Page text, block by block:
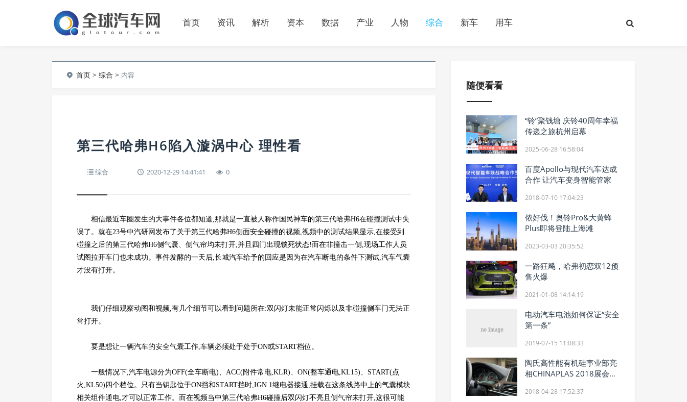
首页 资讯 解析 资本 数据 产业 人物 综合 新车 用车
首页 >综合 > 内容
第三代哈弗H6陷入漩涡中心 理性看
综合 2020-12-29 14:41:41 0
相信最近车圈发生的大事件各位都知道,那就是一直被人称作国民神车的第三代哈弗H6在碰撞测试中失
误了。就在23号中汽研网发布了关于第三代哈弗H6侧面安全碰撞的视频,视频中的测试结果显示,在接受到
碰撞之后的第三代哈弗H6侧气囊、侧气帘均未打开,并且四门出现锁死状态!而在非撞击一侧,现场工作人员
试图拉开车门也未成功。事件发酵的一天后,长城汽车给予的回应是因为在汽车断电的条件下测试,汽车气囊
才没有打开。
我们仔细观察动图和视频,有几个细节可以看到问题所在:双闪灯未能正常闪烁以及非碰撞侧车门无法正
常打开。
要是想让一辆汽车的安全气囊工作,车辆必须处于处于ON或START档位。
一般情况下,汽车电源分为OFF(全车断电)、ACC(附件常电,KLR)、ON(整车通电,KL15)、START(点
火,KL50)四个档位。只有当钥匙位于ON挡和START挡时,IGN 1继电器接通,挂载在这条线路中上的气囊模块
相关组件通电,才可以正常工作。而在视频当中第三代哈弗H6碰撞后双闪灯不亮且侧气帘未打开,这很可能
随便看看
“铃”聚钱塘 庆铃40周年幸福
传递之旅杭州启幕
2025-06-28 16:58:04
百度Apollo与现代汽车达成
合作 让汽车变身智能管家
2018-07-10 17:04:23
侬好伐！奥铃Pro&大黄蜂
Plus即将登陆上海滩
2023-03-03 20:35:52
一路狂飚，哈弗初恋双12预
售火爆
2021-01-08 14:14:19
电动汽车电池如何保证“安全
第一条”
2019-07-15 11:08:33
陶氏高性能有机硅事业部亮
相CHINAPLAS 2018展会，
2018-04-28 17:52:37